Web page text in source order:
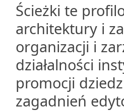
Ścieżki te
architektury i
organizacji i
działalności
promocji
zagadnień